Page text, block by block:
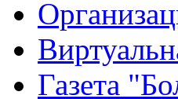
Газета